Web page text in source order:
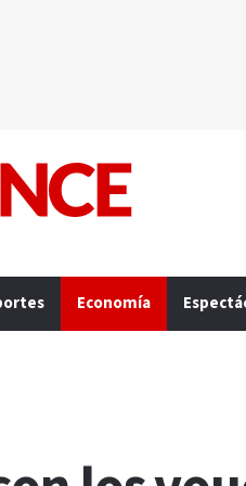
Economía